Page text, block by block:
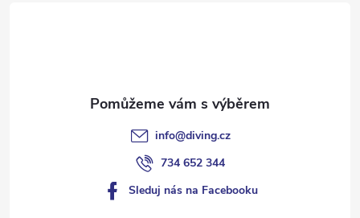
info@diving.cz
734 652 344
Sleduj nás na Facebooku